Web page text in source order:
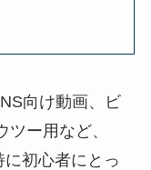
向け動画、ビ
ー用など、
初心者にとっ